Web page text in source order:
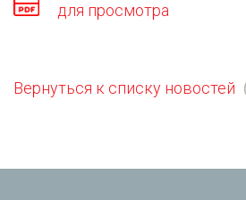
для просмотра
Вернуться к списку новостей